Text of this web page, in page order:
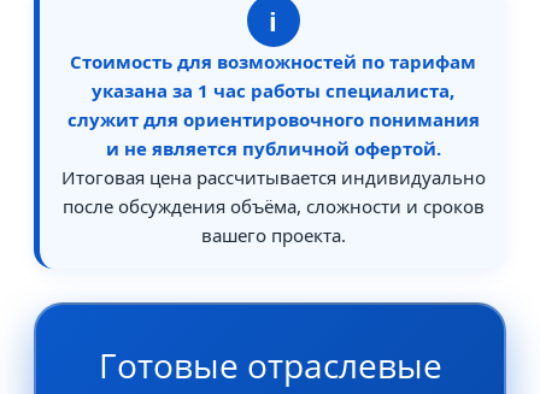
i
Стоимость для возможностей по тарифам
указана за 1 час работы специалиста,
служит для ориентировочного понимания
и не является публичной офертой.
Итоговая цена рассчитывается индивидуально
после обсуждения объёма, сложности и сроков
вашего проекта.
Готовые отраслевые